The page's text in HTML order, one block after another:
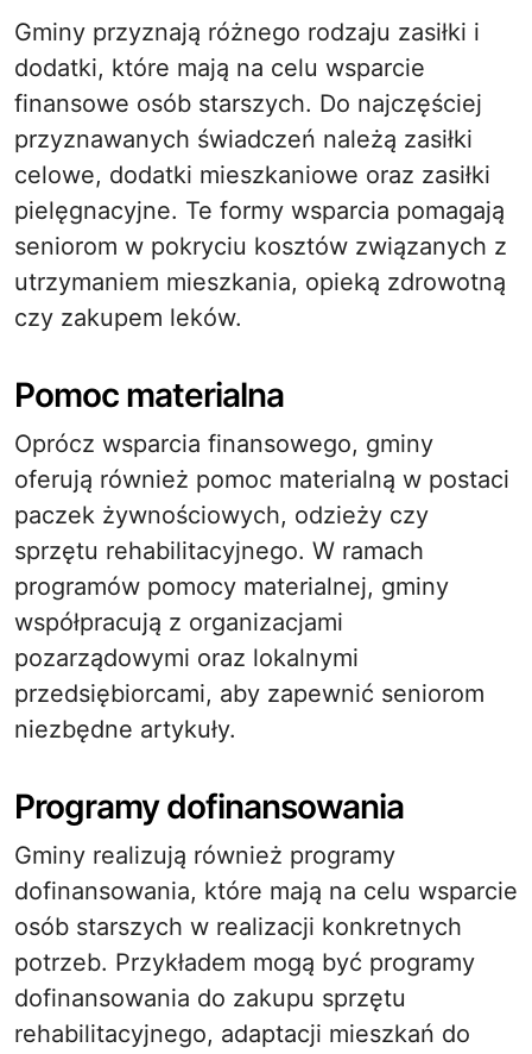
Gminy przyznają różnego rodzaju zasiłki i
dodatki, które mają na celu wsparcie
finansowe osób starszych. Do najczęściej
przyznawanych świadczeń należą zasiłki
celowe, dodatki mieszkaniowe oraz zasiłki
pielęgnacyjne. Te formy wsparcia pomagają
seniorom w pokryciu kosztów związanych z
utrzymaniem mieszkania, opieką zdrowotną
czy zakupem leków.
Pomoc materialna
Oprócz wsparcia finansowego, gminy
oferują również pomoc materialną w postaci
paczek żywnościowych, odzieży czy
sprzętu rehabilitacyjnego. W ramach
programów pomocy materialnej, gminy
współpracują z organizacjami
pozarządowymi oraz lokalnymi
przedsiębiorcami, aby zapewnić seniorom
niezbędne artykuły.
Programy dofinansowania
Gminy realizują również programy
dofinansowania, które mają na celu wsparcie
osób starszych w realizacji konkretnych
potrzeb. Przykładem mogą być programy
dofinansowania do zakupu sprzętu
rehabilitacyjnego, adaptacji mieszkań do